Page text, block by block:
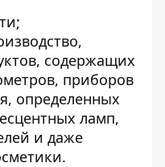
содержащих
приборов
определенных
ламп,
и даже